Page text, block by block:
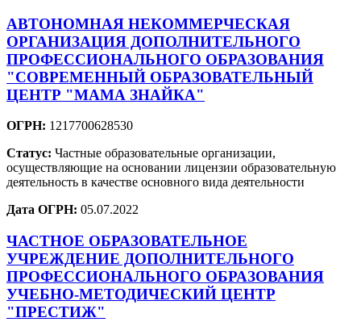
АВТОНОМНАЯ НЕКОММЕРЧЕСКАЯ
ОРГАНИЗАЦИЯ ДОПОЛНИТЕЛЬНОГО
ПРОФЕССИОНАЛЬНОГО ОБРАЗОВАНИЯ
"СОВРЕМЕННЫЙ ОБРАЗОВАТЕЛЬНЫЙ
ЦЕНТР "МАМА ЗНАЙКА"
ОГРН: 1217700628530
Статус: Частные образовательные организации,
осуществляющие на основании лицензии образовательную
деятельность в качестве основного вида деятельности
Дата ОГРН: 05.07.2022
ЧАСТНОЕ ОБРАЗОВАТЕЛЬНОЕ
УЧРЕЖДЕНИЕ ДОПОЛНИТЕЛЬНОГО
ПРОФЕССИОНАЛЬНОГО ОБРАЗОВАНИЯ
УЧЕБНО-МЕТОДИЧЕСКИЙ ЦЕНТР
"ПРЕСТИЖ"